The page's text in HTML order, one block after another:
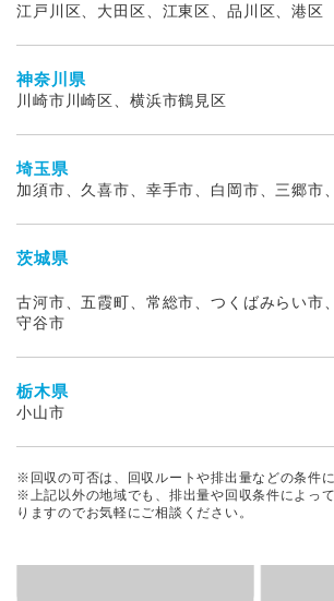
江戸川区、大田区、江東区、品川区、港区
神奈川県
川崎市川崎区、横浜市鶴見区
埼玉県
加須市、久喜市、幸手市、白岡市、三郷市
茨城県
古河市、五霞町、常総市、つくばみらい市
守谷市
栃木県
小山市
※回収の可否は、回収ルートや排出量などの条件に
※上記以外の地域でも、排出量や回収条件によっ
りますのでお気軽にご相談ください。